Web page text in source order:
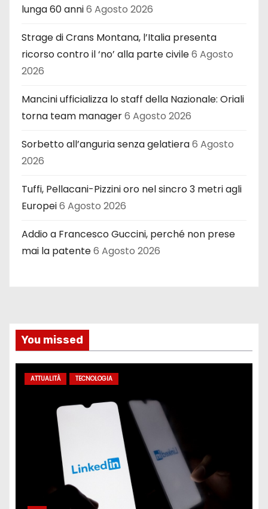
lunga 60 anni6 Agosto 2026
Strage di Crans Montana, l’Italia presenta
ricorso contro il ‘no’ alla parte civile6 Agosto
2026
Mancini ufficializza lo staff della Nazionale: Oriali
torna team manager6 Agosto 2026
Sorbetto all’anguria senza gelatiera6 Agosto
2026
Tuffi, Pellacani-Pizzini oro nel sincro 3 metri agli
Europei6 Agosto 2026
Addio a Francesco Guccini, perché non prese
mai la patente6 Agosto 2026
You missed
ATTUALITÀ TECNOLOGIA